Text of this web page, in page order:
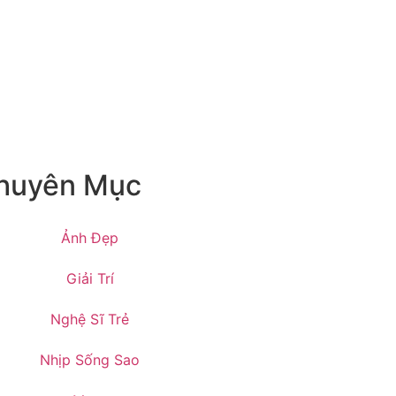
Mục
Ảnh Đẹp
Giải Trí
Nghệ Sĩ Trẻ
Nhịp Sống Sao